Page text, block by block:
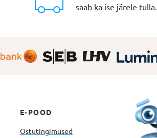
saab ka ise järele tulla.
E-POOD
Ostutingimused